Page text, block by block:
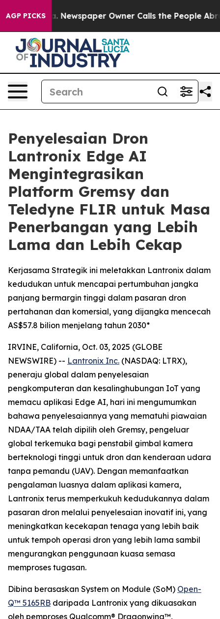
AGP PICKS
Newspaper Owner Calls the People Abruptly
Penyelesaian Dron
Lantronix Edge AI
Mengintegrasikan
Platform Gremsy dan
Teledyne FLIR untuk Masa
Penerbangan yang Lebih
Lama dan Lebih Cekap
Kerjasama Strategik ini meletakkan Lantronix dalam
kedudukan untuk mencapai pertumbuhan jangka
panjang bermargin tinggi dalam pasaran dron
pertahanan dan komersial, yang dijangka mencecah
AS$57.8 bilion menjelang tahun 2030*
IRVINE, California, Oct. 03, 2025 (GLOBE
NEWSWIRE) -- Lantronix Inc. (NASDAQ: LTRX),
peneraju global dalam penyelesaian
pengkomputeran dan kesalinghubungan IoT yang
memacu aplikasi Edge AI, hari ini mengumumkan
bahawa penyelesaiannya yang mematuhi piawaian
NDAA/TAA telah dipilih oleh Gremsy, pengeluar
global terkemuka bagi penstabil gimbal kamera
berteknologi tinggi untuk dron dan kenderaan udara
tanpa pemandu (UAV). Dengan memanfaatkan
pengalaman luasnya dalam aplikasi kamera,
Lantronix terus memperkukuh kedudukannya dalam
pasaran dron melalui penyelesaian inovatif ini, yang
meningkatkan kecekapan tenaga yang lebih baik
untuk tempoh operasi dron yang lebih lama sambil
mengurangkan penggunaan kuasa semasa
memproses tugasan.
Dibina berasaskan System on Module (SoM) Open-
Q™ 5165RB daripada Lantronix yang dikuasakan
oleh pemproses Qualcomm® Dragonwing™,